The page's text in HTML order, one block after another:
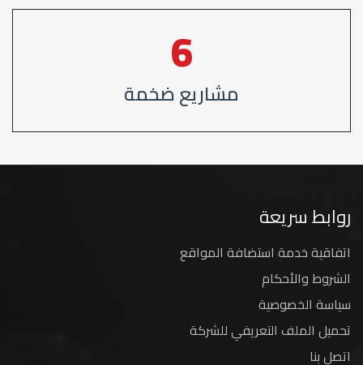
8
مشاريع ضخمة
روابط سريعة
اتفاقية خدمة استضافة المواقع
الشروط والأحكام
سياسة الخصوصية
تحميل الملف التعريفي للشركة
اتصل بنا